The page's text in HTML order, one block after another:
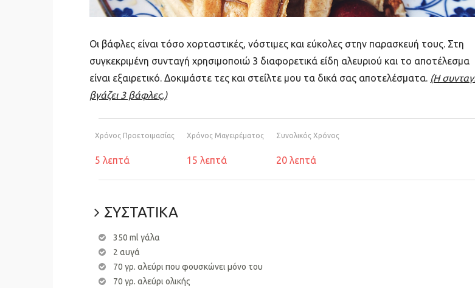
Οι βάφλες είναι τόσο χορταστικές, νόστιμες και εύκολες στην παρασκευή τους. Στη
συγκεκριμένη συνταγή χρησιμοποιώ 3 διαφορετικά είδη αλευριού και το αποτέλεσμα
είναι εξαιρετικό. Δοκιμάστε τες και στείλτε μου τα δικά σας αποτελέσματα. (Η
βγάζει 3 βάφλες.)
Χρόνος Προετοιμασίας
5 λεπτά
Χρόνος Μαγειρέματος
15 λεπτά
Συνολικός Χρόνος
20 λεπτά
ΣΥΣΤΑΤΙΚΑ
350 ml γάλα
2 αυγά
70 γρ. αλεύρι που φουσκώνει μόνο του
70 γρ. αλεύρι ολικής